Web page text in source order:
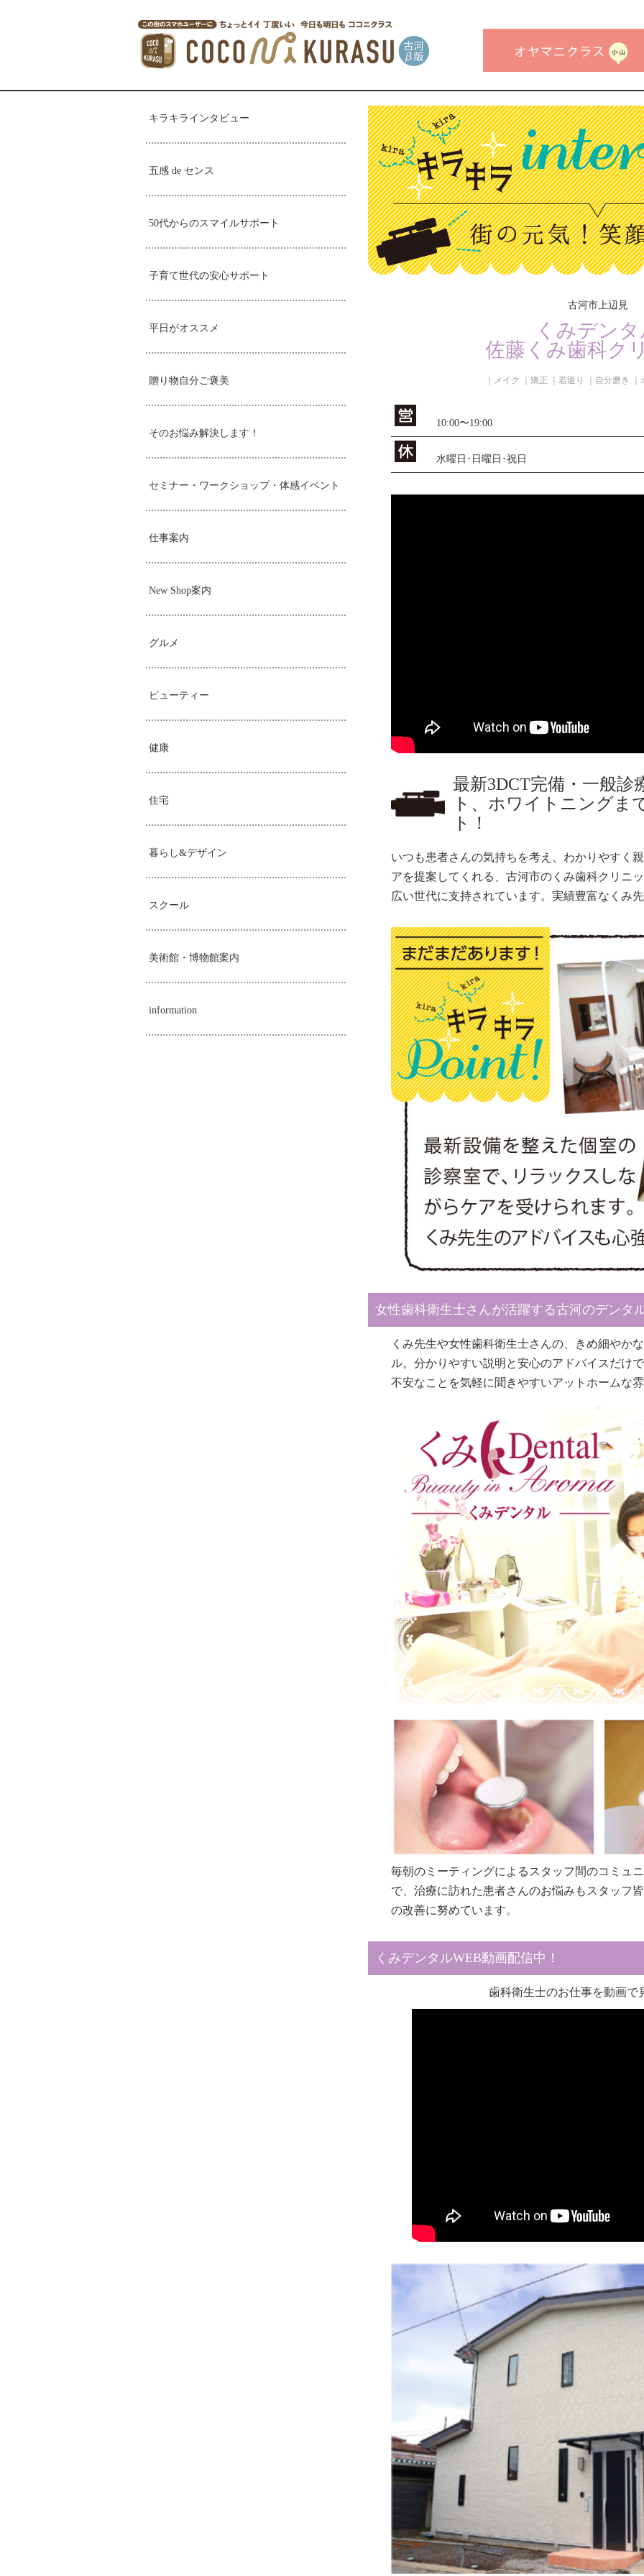
キラキラインタビュー
五感 de センス
50代からのスマイルサポート
子育て世代の安心サポート
平日がオススメ
贈り物自分ご褒美
そのお悩み解決します！
セミナー・ワークショップ・体感イベント
仕事案内
New Shop案内
グルメ
ビューティー
健康
住宅
暮らし&デザイン
スクール
美術館・博物館案内
information
最新3DCT完備・一般診
ト、ホワイトニングま
ト！
いつも患者さんの気持ちを考え、わかりやすく
アを提案してくれる、古河市のくみ歯科クリニ
広い世代に支持されています。実績豊富なくみ
古河市上辺見
くみデン
佐藤くみ歯科ク
｜メイク ｜矯正 ｜若返り ｜自分磨き ｜
10:00〜19:00
水曜日･日曜日･祝日
女性歯科衛生士さんが活躍する古河のデンタ
くみ先生や女性歯科衛生士さんの、きめ細やか
ル。分かりやすい説明と安心のアドバイスだけ
不安なことを気軽に聞きやすいアットホームな雰
毎朝のミーティングによるスタッフ間のコミュ
で、治療に訪れた患者さんのお悩みもスタッフ
の改善に努めています。
くみデンタルWEB動画配信中！
歯科衛生士のお仕事を動画で